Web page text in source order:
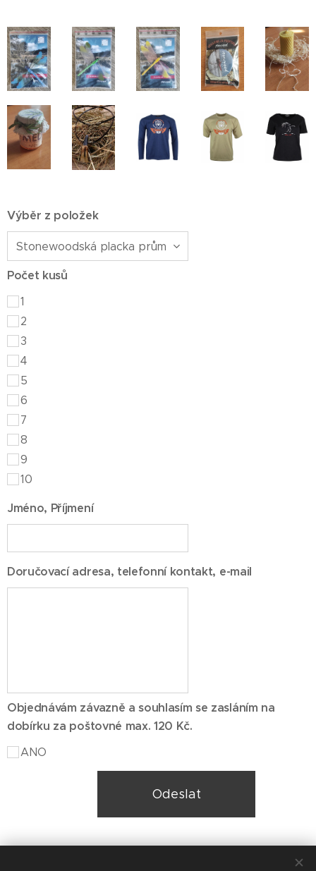
Výběr z položek
Počet kusů
1
2
3
4
5
6
7
8
9
10
Jméno, Příjmení
Doručovací adresa, telefonní kontakt, e-mail
Objednávám závazně a souhlasím se zasláním na
dobírku za poštovné max. 120 Kč.
ANO
Odeslat